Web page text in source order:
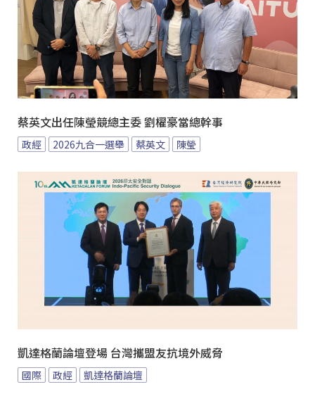
蔡英文出任陳瑩競總主委 劉櫂豪當總幹事
政經 2026九合一選舉 蔡英文 陳瑩
凱達格蘭論壇登場 台灣攜盟友抗境外威脅
國際 政經 凱達格蘭論壇